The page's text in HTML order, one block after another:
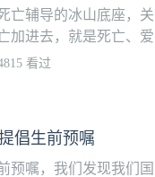
亡辅导的冰山底座，
加进去，就是死亡、
母题（生、死、爱、
去爱，接纳超越死亡
、物理主义，我们要
看过
倡生前预嘱
预嘱，我们发现我们